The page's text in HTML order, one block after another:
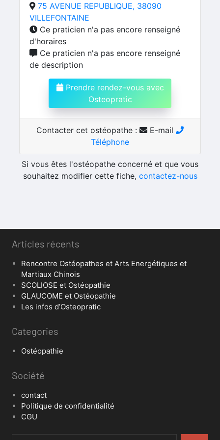
75 AVENUE REPUBLIQUE, 38090
VILLEFONTAINE
Ce praticien n'a pas encore renseigné
d'horaires
Ce praticien n'a pas encore renseigné
de description
Prendre rendez-vous avec
Osteopratic
Contacter cet ostéopathe :
E-mail
Téléphone
Si vous êtes l'ostéopathe concerné et que vous
souhaitez modifier cette fiche, contactez-nous
Articles récents
Rencontre Ostéopathes et Arts Energétiques et
Martiaux Chinois
SCOLIOSE et Ostéopathie
GLAUCOME et Ostéopathie
Les infos d’Osteopratic
Categories
Ostéopathie
Société
contact
Politique de confidentialité
CGU